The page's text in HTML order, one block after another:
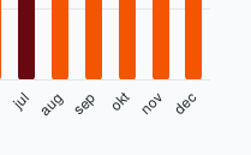
jul aug sep okt nov dec